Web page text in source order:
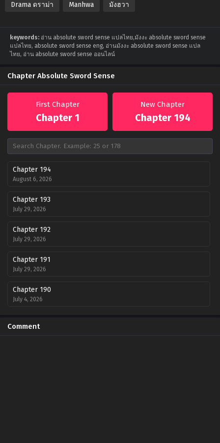
Drama ดราม่า Manhwa มังฮวา
keywords: อ่าน absolute sword sense แปลไทย,มังงะ absolute sword sense
แปลไทย, absolute sword sense eng, อ่านมังงะ absolute sword sense แปล
ไทย, อ่าน absolute sword sense ออนไลน์
Chapter Absolute Sword Sense
First Chapter
Chapter 1
New Chapter
Chapter 194
Chapter 194
August 6, 2026
Chapter 193
July 29, 2026
Chapter 192
July 29, 2026
Chapter 191
July 29, 2026
Chapter 190
July 4, 2026
July 4, 2026
Comment